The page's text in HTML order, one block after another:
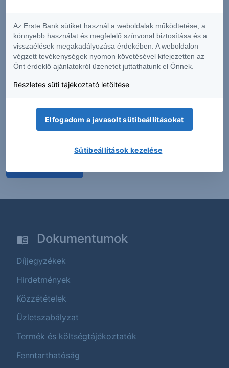
Részleges réstöltés: APPLE - 2026/60 -
napi
amely elérte az ellenállási zónát, ahonnan lefordult az
2026.08.07. 08:59
Dokumentumok
Díjjegyzékek
Hirdetmények
Közzétételek
Üzletszabályzat
Termék és költségtájékoztatók
Fenntarthatóság
Az Erste Bank sütiket használ a weboldalak működtetése, a
könnyebb használat és megfelelő színvonal biztosítása és a
visszaélések megakadályozása érdekében. A weboldalon
végzett tevékenységek nyomon követésével kifejezetten az
Önt érdeklő ajánlatokról üzenetet juttathatunk el Önnek.
Részletes süti tájékoztató letöltése
Elfogadom a javasolt sütibeállításokat
Sütibeállítások kezelése